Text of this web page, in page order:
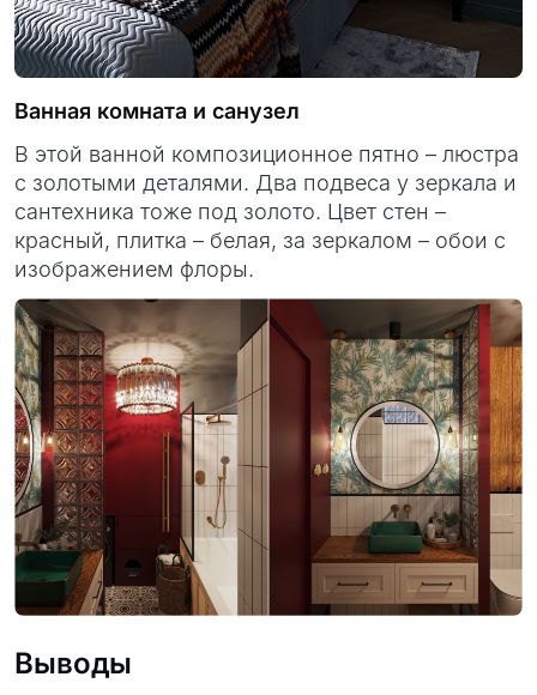
Ванная комната и санузел
В этой ванной композиционное пятно – люстра
с золотыми деталями. Два подвеса у зеркала и
сантехника тоже под золото. Цвет стен –
красный, плитка – белая, за зеркалом – обои с
изображением флоры.
Выводы